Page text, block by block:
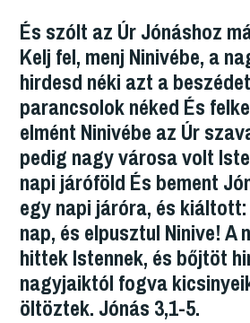
e
b
o
o
k
o
d
o
n
a
m
e
g
És szólt az Úr Jónáshoz
Kelj fel, menj Ninivébe, a
hirdesd néki azt a
parancsolok néked És
elmént Ninivébe az Úr
pedig nagy városa volt
napi járóföld És bement
egy napi járóra, és
nap, és elpusztul Ninive! A
hittek Istennek, és bőjtöt
nagyjaiktól fogva
öltöztek. Jónás 3,1-5.